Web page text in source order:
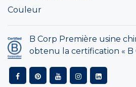
Couleur
B Corp Première usine
obtenu la certification « B